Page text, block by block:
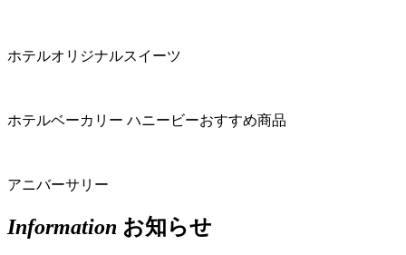
ホテルオリジナルスイーツ
ホテルベーカリー ハニービーおすすめ商品
アニバーサリー
Information お知らせ